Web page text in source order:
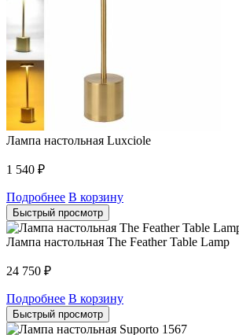
Лампа настольная Luxciole
1 540 ₽
Подробнее В корзину
Быстрый просмотр
Лампа настольная The Feather Table Lamp
24 750 ₽
Подробнее В корзину
Быстрый просмотр